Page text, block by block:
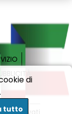
di
tutto
PUBBLICITÀ